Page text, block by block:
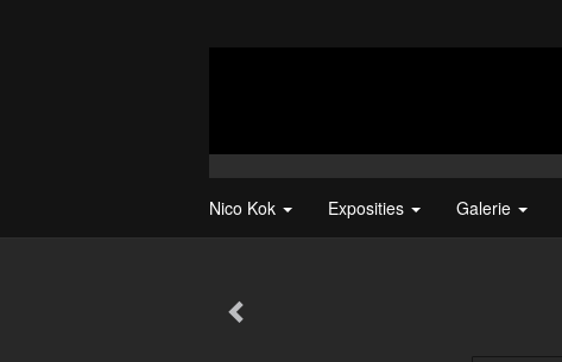
Nico Kok Exposities Galerie